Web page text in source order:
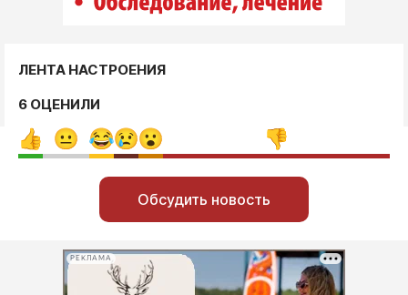
ЛЕНТА НАСТРОЕНИЯ
6 ОЦЕНИЛИ
Обсудить новость
РЕКЛАМА